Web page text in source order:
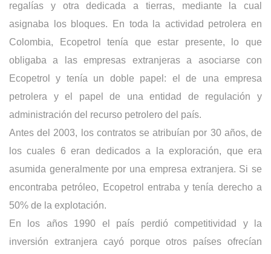
regalías y otra dedicada a tierras, mediante la cual
asignaba los bloques. En toda la actividad petrolera en
Colombia, Ecopetrol tenía que estar presente, lo que
obligaba a las empresas extranjeras a asociarse con
Ecopetrol y tenía un doble papel: el de una empresa
petrolera y el papel de una entidad de regulación y
administración del recurso petrolero del país.
Antes del 2003, los contratos se atribuían por 30 años, de
los cuales 6 eran dedicados a la exploración, que era
asumida generalmente por una empresa extranjera. Si se
encontraba petróleo, Ecopetrol entraba y tenía derecho a
50% de la explotación.
En los años 1990 el país perdió competitividad y la
inversión extranjera cayó porque otros países ofrecían